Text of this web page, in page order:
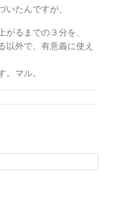
たんですが、
がるまでの３分を、
以外で、有意義に使え
マル。